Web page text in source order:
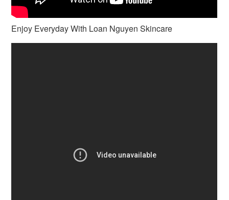
Enjoy Everyday With Loan Nguyen Skincare